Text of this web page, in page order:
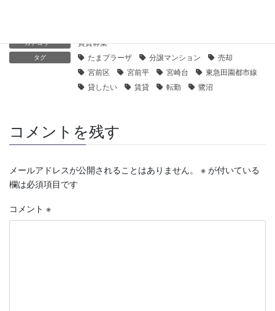
カテゴリー 賃貸募集
タグ たまプラーザ 分譲マンション
売却
宮前区
宮前平 宮崎台
東急田園都市線
貸したい
賃貸 転勤 鷺沼
コメントを残す
メールアドレスが公開されることはありません。 ※ が付いている
欄は必須項目です
コメント ※